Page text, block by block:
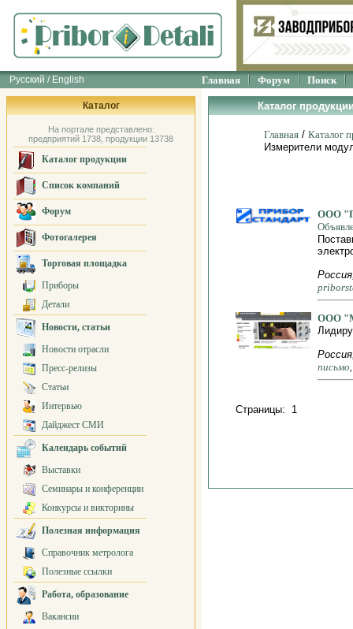
Русский / English Главная Форум Поиск
Каталог
На портале представлено:
предприятий 1738, продукции 13738
Каталог продукции
Список компаний
Форум
Фотогалерея
Торговая площадка
Приборы
Детали
Новости, статьи
Новости отрасли
Пресс-релизы
Статьи
Интервью
Дайджест СМИ
Календарь событий
Выставки
Семинары и конференции
Конкурсы и викторины
Полезная информация
Справочник метролога
Полезные ссылки
Работа, образование
Вакансии
Каталог
Главная / Каталог
Измерители
ООО
ООО
письмо
Страницы: 1